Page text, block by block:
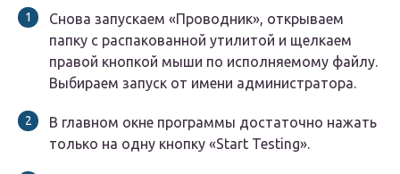
Снова запускаем «Проводник», открываем
папку с распакованной утилитой и щелкаем
правой кнопкой мыши по исполняемому файлу.
Выбираем запуск от имени администратора.
В главном окне программы достаточно нажать
только на одну кнопку «Start Testing».